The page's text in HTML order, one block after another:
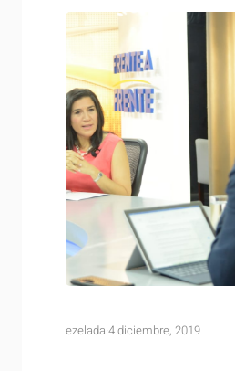
ezelada·4 diciembre, 2019